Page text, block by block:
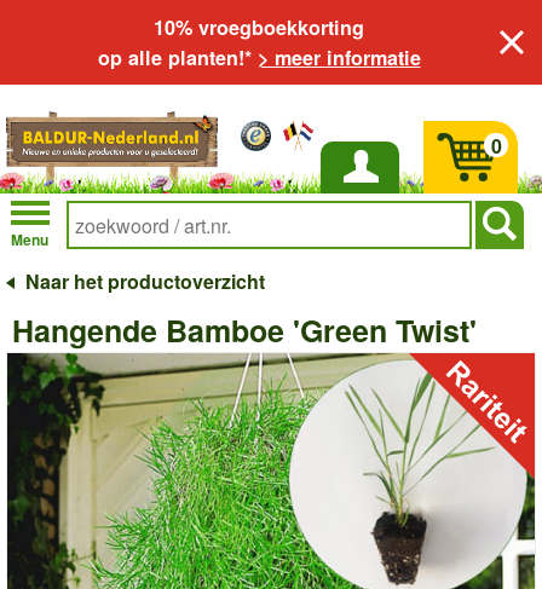
10% vroegboekkorting
op alle planten!* > meer informatie
Inloggen
Menu
0
Naar het productoverzicht
Hangende Bamboe 'Green Twist'